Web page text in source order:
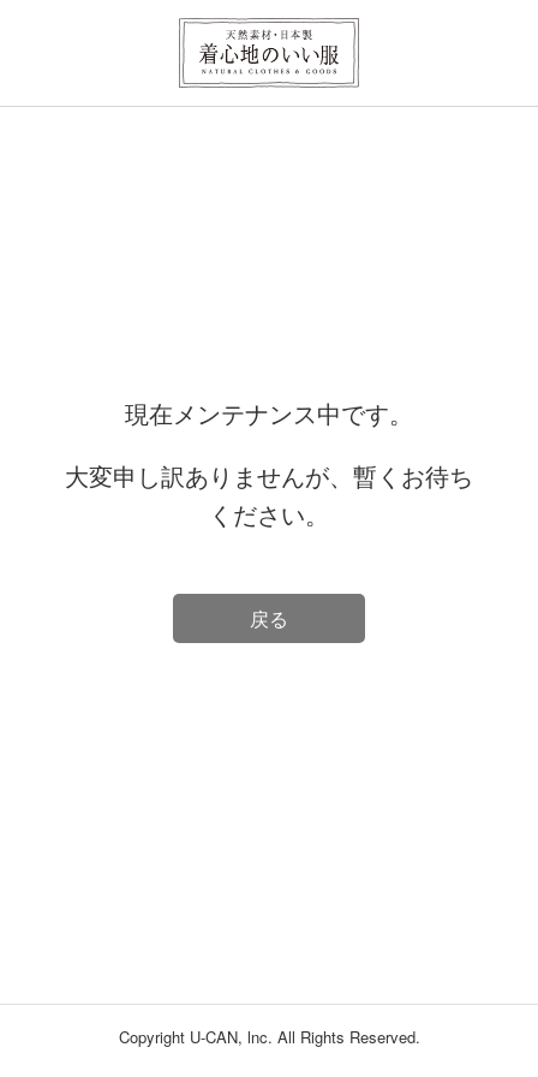
現在メンテナンス中です。
大変申し訳ありませんが、暫くお待ち
ください。
戻る
Copyright U-CAN, lnc. All Rights Reserved.